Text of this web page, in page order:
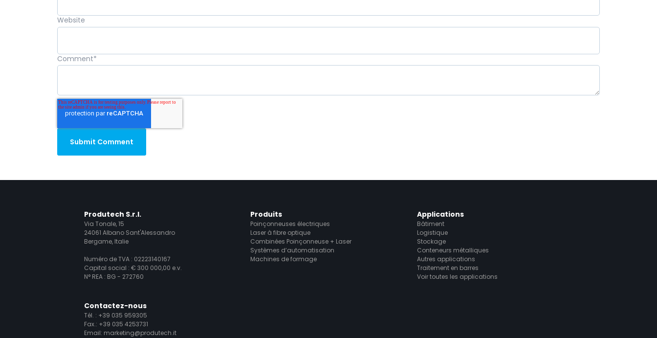
Website
Comment*
Produtech S.r.l.
Via Tonale, 15
24061 Albano Sant'Alessandro
Bergame, Italie
Numéro de TVA : 02223140167
Capital social : € 300 000,00 e.v.
N° REA : BG - 272760
Contactez-nous
Tél. : +39 035 959305
Fax.: +39 035 4253731
Email: marketing@produtech.it
Produits
Poinçonneuses électriques
Laser à fibre optique
Combinées Poinçonneuse + Laser
Systèmes d’automatisation
Machines de formage
Applications
Bâtiment
Logistique
Stockage
Conteneurs métalliques
Autres applications
Traitement en barres
Voir toutes les applications